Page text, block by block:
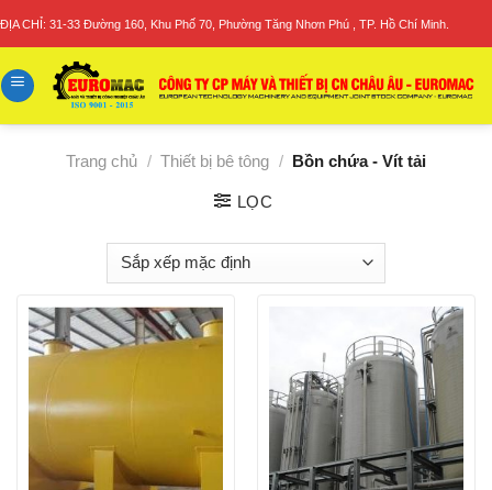
ĐỊA CHỈ: 31-33 Đường 160, Khu Phố 70, Phường Tăng Nhơn Phú , TP. Hồ Chí Minh.
Trang chủ / Thiết bị bê tông / Bồn chứa - Vít tải
LỌC